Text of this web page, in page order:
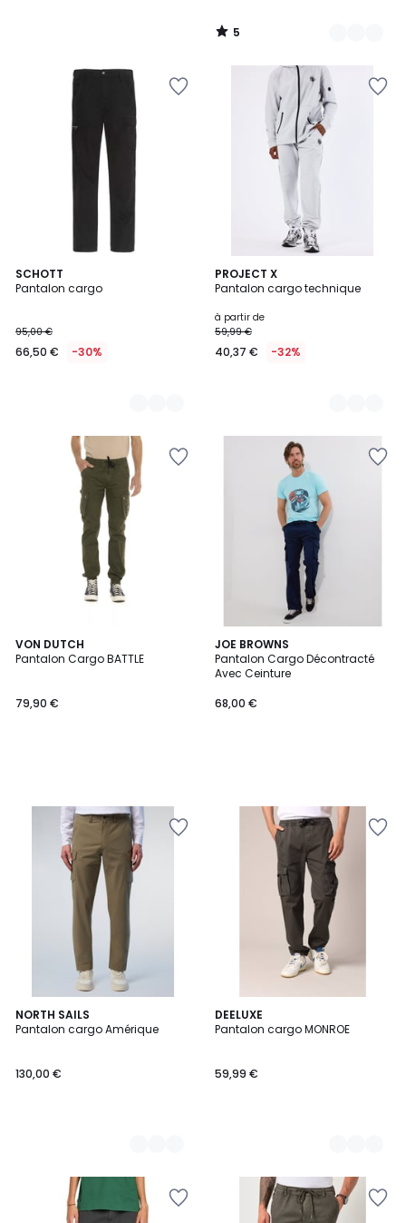
5
/
SCHOTT
Pantalon cargo
95,00 €
66,50 € -30%
3
Couleurs
PROJECT X
Pantalon cargo technique
à partir de
59,99 €
40,37 € -32%
2
Couleurs
VON DUTCH
Pantalon Cargo BATTLE
79,90 €
JOE BROWNS
Pantalon Cargo Décontracté
Avec Ceinture
68,00 €
NORTH SAILS
Pantalon cargo Amérique
130,00 €
3
Couleurs
DEELUXE
Pantalon cargo MONROE
59,99 €
2
Couleurs